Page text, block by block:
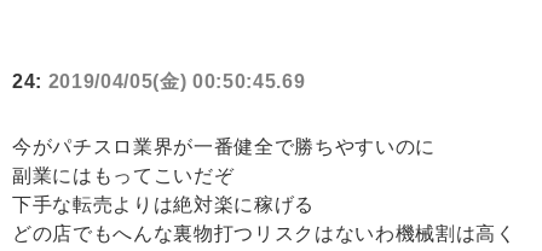
24: 2019/04/05(金) 00:50:45.69
今がパチスロ業界が一番健全で勝ちやすいのに
副業にはもってこいだぞ
下手な転売よりは絶対楽に稼げる
どの店でもへんな裏物打つリスクはないわ機械割は高く